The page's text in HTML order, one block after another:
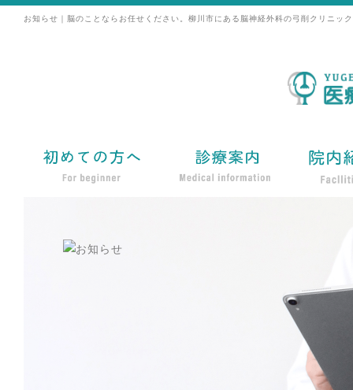
お知らせ｜脳のことならお任せください。柳川市にある脳神経外科の弓削クリニッ